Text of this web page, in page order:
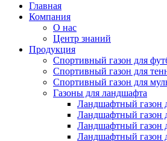
Главная
Компания
О нас
Центр знаний
Продукция
Cпортивный газон для
Cпортивный газон для
Cпортивный газон для
Газоны для ландшафта
Ландшафтный газон
Ландшафтный газон
Ландшафтный газон
Ландшафтный газон